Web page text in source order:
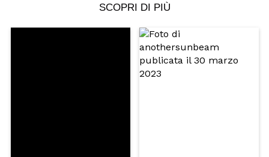
Condividi un video o una foto
Il tuo video potrebbe essere il primo. Immaginalo...
Consiglieresti questo acquisto? Si No
SCOPRI DI PIÙ